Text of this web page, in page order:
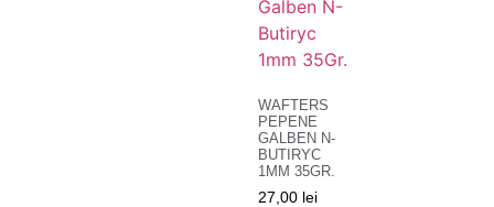
WAFTERS
PEPENE
GALBEN N-
BUTIRYC
1MM 35GR.
27,00 lei